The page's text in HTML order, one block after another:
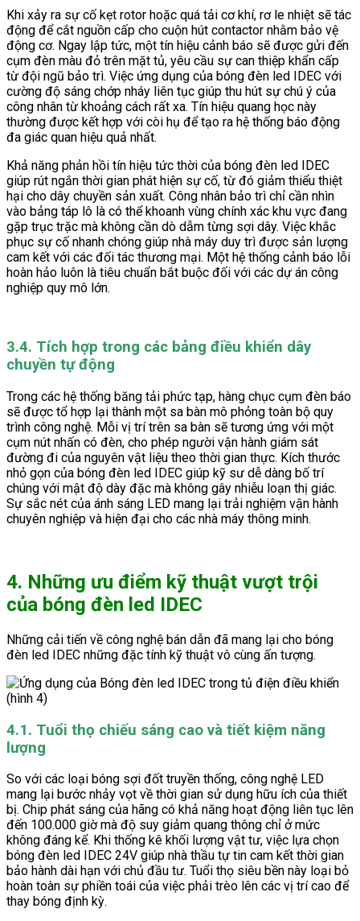
Khi xảy ra sự cố kẹt rotor hoặc quá tải cơ khí, rơ le nhiệt sẽ tác
động để cắt nguồn cấp cho cuộn hút contactor nhằm bảo vệ
động cơ. Ngay lập tức, một tín hiệu cảnh báo sẽ được gửi đến
cụm đèn màu đỏ trên mặt tủ, yêu cầu sự can thiệp khẩn cấp
từ đội ngũ bảo trì. Việc ứng dụng của bóng đèn led IDEC với
cường độ sáng chớp nháy liên tục giúp thu hút sự chú ý của
công nhân từ khoảng cách rất xa. Tín hiệu quang học này
thường được kết hợp với còi hụ để tạo ra hệ thống báo động
đa giác quan hiệu quả nhất.
Khả năng phản hồi tín hiệu tức thời của bóng đèn led IDEC
giúp rút ngắn thời gian phát hiện sự cố, từ đó giảm thiểu thiệt
hại cho dây chuyền sản xuất. Công nhân bảo trì chỉ cần nhìn
vào bảng táp lô là có thể khoanh vùng chính xác khu vực đang
gặp trục trặc mà không cần dò dẫm từng sợi dây. Việc khắc
phục sự cố nhanh chóng giúp nhà máy duy trì được sản lượng
cam kết với các đối tác thương mại. Một hệ thống cảnh báo lỗi
hoàn hảo luôn là tiêu chuẩn bắt buộc đối với các dự án công
nghiệp quy mô lớn.
3.4. Tích hợp trong các bảng điều khiển dây
chuyền tự động
Trong các hệ thống băng tải phức tạp, hàng chục cụm đèn báo
sẽ được tổ hợp lại thành một sa bàn mô phỏng toàn bộ quy
trình công nghệ. Mỗi vị trí trên sa bàn sẽ tương ứng với một
cụm nút nhấn có đèn, cho phép người vận hành giám sát
đường đi của nguyên vật liệu theo thời gian thực. Kích thước
nhỏ gọn của bóng đèn led IDEC giúp kỹ sư dễ dàng bố trí
chúng với mật độ dày đặc mà không gây nhiễu loạn thị giác.
Sự sắc nét của ánh sáng LED mang lại trải nghiệm vận hành
chuyên nghiệp và hiện đại cho các nhà máy thông minh.
4. Những ưu điểm kỹ thuật vượt trội
của bóng đèn led IDEC
Những cải tiến về công nghệ bán dẫn đã mang lại cho bóng
đèn led IDEC những đặc tính kỹ thuật vô cùng ấn tượng.
4.1. Tuổi thọ chiếu sáng cao và tiết kiệm năng
lượng
So với các loại bóng sợi đốt truyền thống, công nghệ LED
mang lại bước nhảy vọt về thời gian sử dụng hữu ích của thiết
bị. Chip phát sáng của hãng có khả năng hoạt động liên tục lên
đến 100.000 giờ mà độ suy giảm quang thông chỉ ở mức
không đáng kể. Khi thống kê khối lượng vật tư, việc lựa chọn
bóng đèn led IDEC 24V giúp nhà thầu tự tin cam kết thời gian
bảo hành dài hạn với chủ đầu tư. Tuổi thọ siêu bền này loại bỏ
hoàn toàn sự phiền toái của việc phải trèo lên các vị trí cao để
thay bóng định kỳ.